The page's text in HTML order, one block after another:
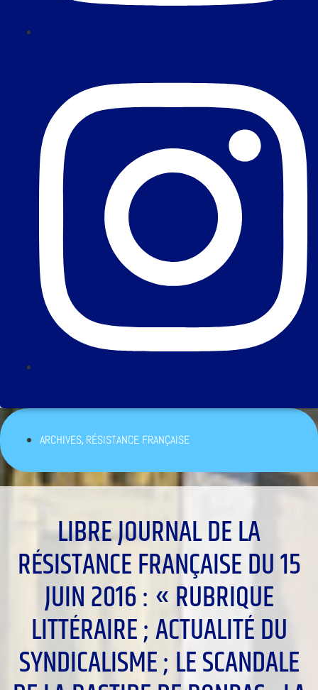
ARCHIVES,RÉSISTANCE FRANÇAISE
LIBRE JOURNAL DE LA
RÉSISTANCE FRANÇAISE DU 15
JUIN 2016 : « RUBRIQUE
LITTÉRAIRE ; ACTUALITÉ DU
SYNDICALISME ; LE SCANDALE